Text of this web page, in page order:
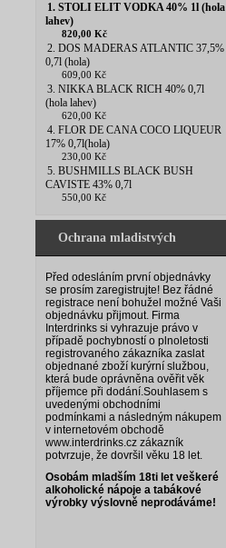
1. STOLI ELIT VODKA 40% 1l (hola
lahev)
820,00 Kč
2. DOS MADERAS ATLANTIC 37,5%
0,7l (hola)
609,00 Kč
3. NIKKA BLACK RICH 40% 0,7l
(hola lahev)
620,00 Kč
4. FLOR DE CANA COCO LIQUEUR
17% 0,7l(hola)
230,00 Kč
5. BUSHMILLS BLACK BUSH
CAVISTE 43% 0,7l
550,00 Kč
Ochrana mladistvých
Před odesláním první objednávky
se prosím zaregistrujte! Bez řádné
registrace není bohužel možné Vaši
objednávku přijmout. Firma
Interdrinks si vyhrazuje právo v
případě pochybností o plnoletosti
registrovaného zákazníka zaslat
objednané zboží kurýrní službou,
která bude oprávněna ověřit věk
příjemce při dodání.Souhlasem s
uvedenými obchodními
podmínkami a následným nákupem
v internetovém obchodě
www.interdrinks.cz zákazník
potvrzuje, že dovršil věku 18 let.
Osobám mladším 18ti let veškeré
alkoholické nápoje a tabákové
výrobky výslovně neprodáváme!